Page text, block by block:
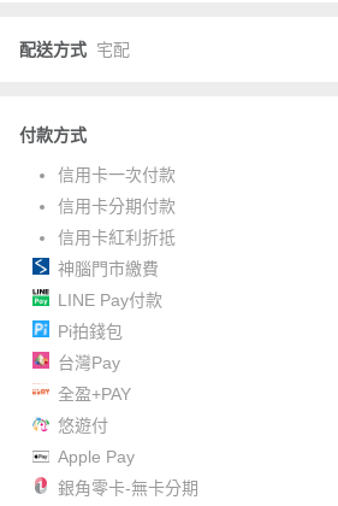
配送方式 宅配
付款方式
信用卡一次付款
信用卡分期付款
信用卡紅利折抵
神腦門市繳費
LINE Pay付款
Pi拍錢包
台灣Pay
全盈+PAY
悠遊付
Apple Pay
銀角零卡-無卡分期